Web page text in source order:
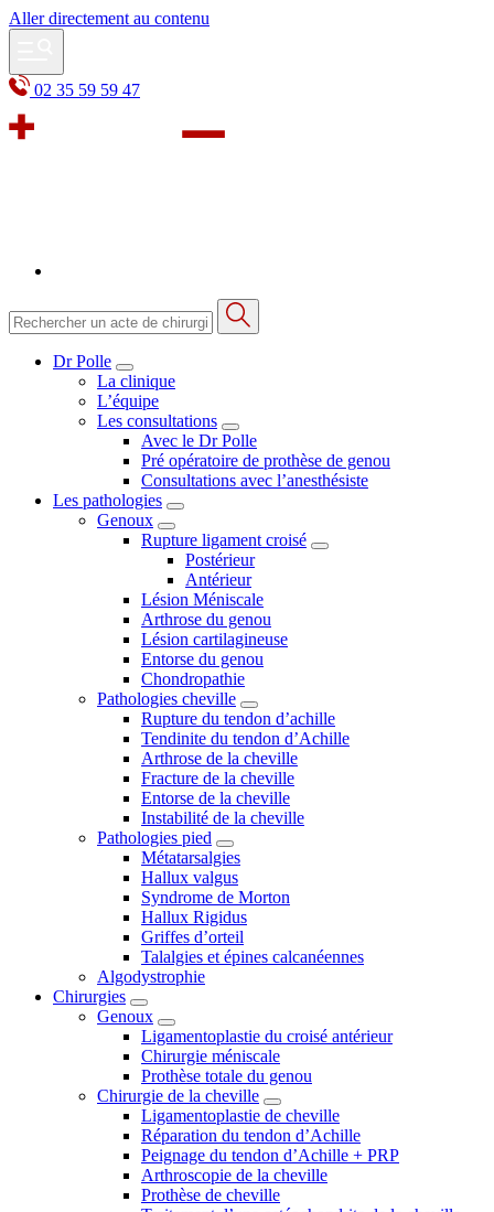
Aller directement au contenu
02 35 59 59 47
Dr Polle
La clinique
L’équipe
Les consultations
Avec le Dr Polle
Pré opératoire de prothèse de genou
Consultations avec l’anesthésiste
Les pathologies
Genoux
Rupture ligament croisé
Postérieur
Antérieur
Lésion Méniscale
Arthrose du genou
Lésion cartilagineuse
Entorse du genou
Chondropathie
Pathologies cheville
Rupture du tendon d’achille
Tendinite du tendon d’Achille
Arthrose de la cheville
Fracture de la cheville
Entorse de la cheville
Instabilité de la cheville
Pathologies pied
Métatarsalgies
Hallux valgus
Syndrome de Morton
Hallux Rigidus
Griffes d’orteil
Talalgies et épines calcanéennes
Algodystrophie
Chirurgies
Genoux
Ligamentoplastie du croisé antérieur
Chirurgie méniscale
Prothèse totale du genou
Chirurgie de la cheville
Ligamentoplastie de cheville
Réparation du tendon d’Achille
Peignage du tendon d’Achille + PRP
Arthroscopie de la cheville
Prothèse de cheville